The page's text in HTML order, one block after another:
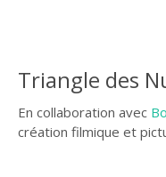
Triangle des
En collaboration avec
création filmique et